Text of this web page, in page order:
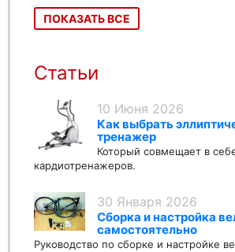
ПОКАЗАТЬ ВСЕ
Статьи
10 Июня 2026
Как выбрать
тренажер
Который совмещает в
кардиотренажеров.
30 Января 2026
Сборка и настройка
самостоятельно
Руководство по сборке и настройке